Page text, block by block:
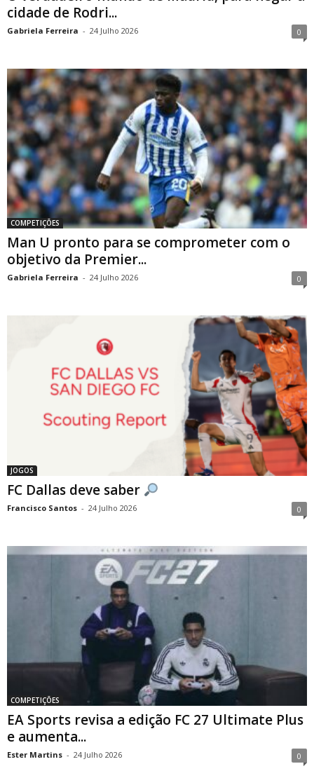
cidade de Rodri...
Gabriela Ferreira - 24 Julho 2026 0
COMPETIÇÕES
Man U pronto para se comprometer com o
objetivo da Premier...
Gabriela Ferreira - 24 Julho 2026 0
JOGOS
FC Dallas deve saber
Francisco Santos - 24 Julho 2026 0
COMPETIÇÕES
EA Sports revisa a edição FC 27 Ultimate Plus
e aumenta...
Ester Martins - 24 Julho 2026 0